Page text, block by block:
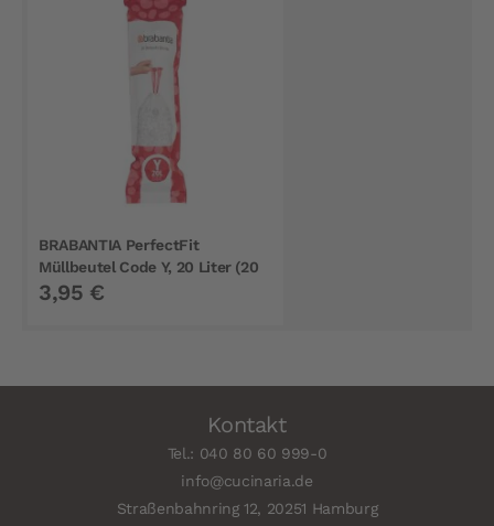
BRABANTIA PerfectFit
Müllbeutel Code Y, 20 Liter (20
Stück)
3,95 €
Kontakt
Tel.: 040 80 60 999-0
info@cucinaria.de
Straßenbahnring 12, 20251 Hamburg